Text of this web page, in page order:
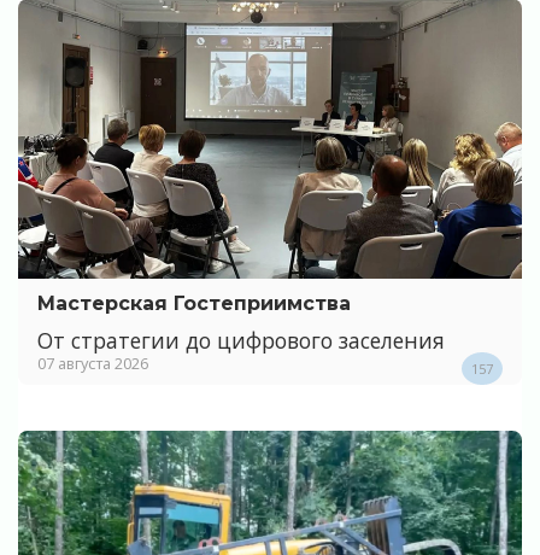
Мастерская Гостеприимства
От стратегии до цифрового заселения
07 августа 2026 157